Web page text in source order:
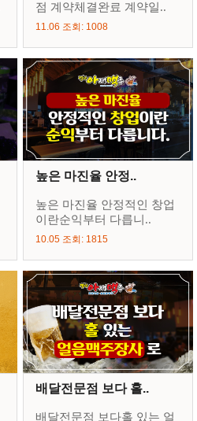
점 계약체결완료 계약일..
11.06 조회: 1008
높은 마진율 안정..
높은 마진율 안정적인 창업
이란순익부터 다릅니..
10.05 조회: 1815
배달전문점 보다 홀..
배달전문점 보다홀 있는 얼